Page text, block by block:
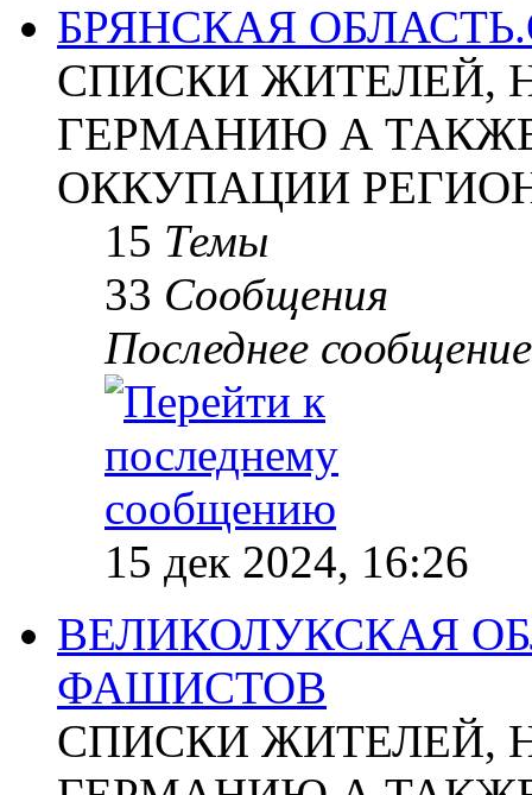
БРЯНСКАЯ
СПИСКИ ЖИТЕЛЕЙ,
ГЕРМАНИЮ А
ОККУПАЦИИ
15 Темы
33 Сообщения
Последнее сообщение
15 дек 2024, 16:26
ВЕЛИКОЛУКСКАЯ
ФАШИСТОВ
СПИСКИ ЖИТЕЛЕЙ,